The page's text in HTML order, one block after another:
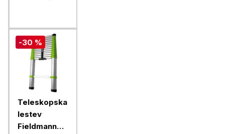
-30 %
Teleskopska
lestev
Fieldmann